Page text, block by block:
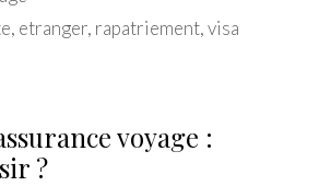
, etranger, rapatriement,visa
voyage :
?